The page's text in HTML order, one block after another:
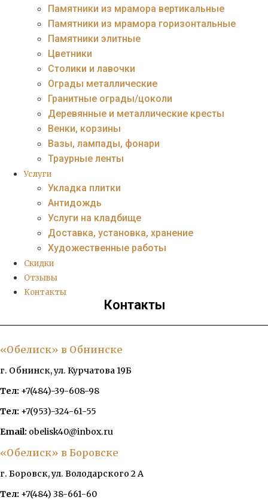
Памятники из мрамора вертикальные
Памятники из мрамора горизонтальные
Памятники элитные
Цветники
Столики и лавочки
Ограды металлические
Гранитные ограды/цоколи
Деревянные и металлические кресты
Венки, корзины
Вазы, лампады, фонари
Траурные ленты
Услуги
Укладка плитки
Антидождь
Услуги на кладбище
Доставка, установка, хранение
Художественные работы
Скидки
Отзывы
Контакты
Контакты
«Обелиск» в Обнинске
г. Обнинск, ул. Курчатова 19Б
Тел: +7(484)-39-608-98
Тел: +7(953)-324-61-55
Email: obelisk40@inbox.ru
«Обелиск» в Боровске
г. Боровск, ул. Володарского 2 А
Тел: +7(484) 38-661-60